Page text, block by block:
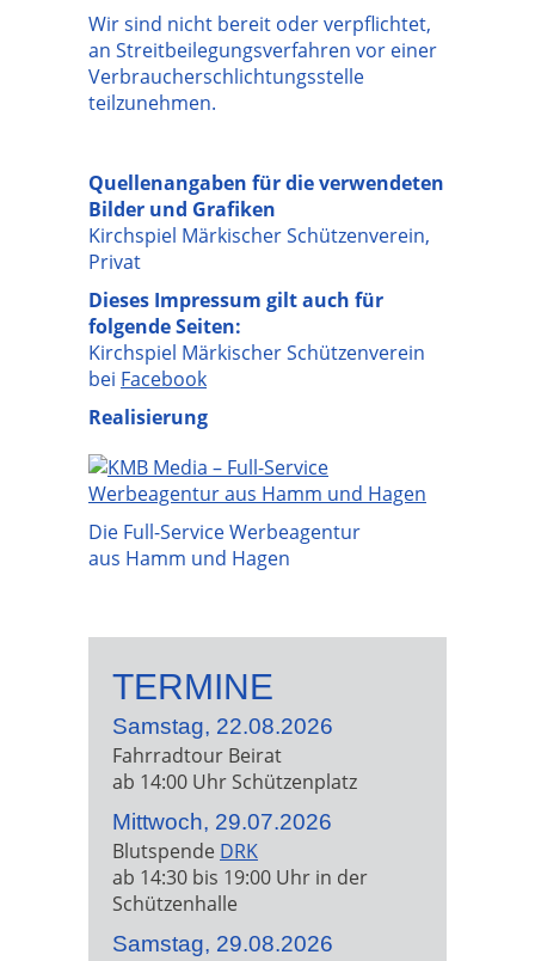
Wir sind nicht bereit oder verpflichtet,
an Streitbeilegungsverfahren vor einer
Verbraucherschlichtungsstelle
teilzunehmen.
Quellenangaben für die verwendeten
Bilder und Grafiken
Kirchspiel Märkischer Schützenverein,
Privat
Dieses Impressum gilt auch für
folgende Seiten:
Kirchspiel Märkischer Schützenverein
bei Facebook
Realisierung
Die Full-Service Werbeagentur
aus Hamm und Hagen
TERMINE
Samstag, 22.08.2026
Fahrradtour Beirat
ab 14:00 Uhr Schützenplatz
Mittwoch, 29.07.2026
Blutspende DRK
ab 14:30 bis 19:00 Uhr in der
Schützenhalle
Samstag, 29.08.2026